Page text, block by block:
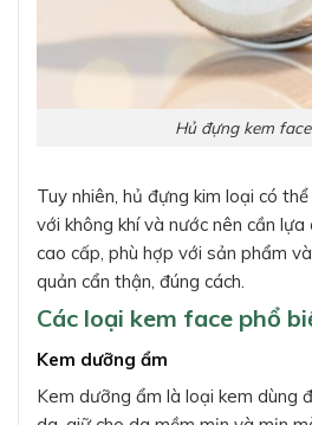
Hủ đựng kem
Tuy nhiên, hủ đựng kim loại có
với không khí và nước nên cần lựa
cao cấp, phù hợp với sản phẩm
quản cẩn thận, đúng cách.
Các loại kem face phổ
Kem dưỡng ẩm
Kem dưỡng ẩm là loại kem dùng